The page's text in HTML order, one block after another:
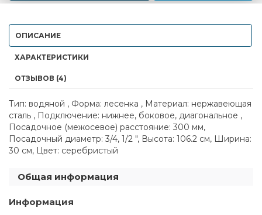
ОПИСАНИЕ
ХАРАКТЕРИСТИКИ
ОТЗЫВОВ (4)
Тип: водяной , Форма: лесенка , Материал: нержавеющая
сталь , Подключение: нижнее, боковое, диагональное ,
Посадочное (межосевое) расстояние: 300 мм,
Посадочный диаметр: 3/4, 1/2 ", Высота: 106.2 см, Ширина:
30 см, Цвет: серебристый
Общая информация
Информация